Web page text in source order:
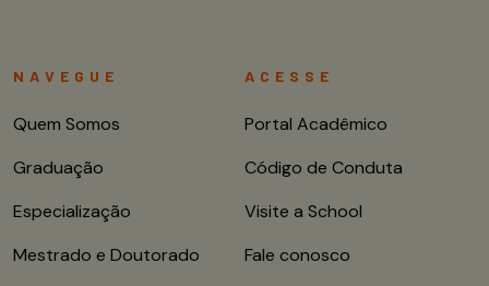
NAVEGUE
Quem Somos
Graduação
Especialização
Mestrado e Doutorado
ACESSE
Portal Acadêmico
Código de Conduta
Visite a School
Fale conosco